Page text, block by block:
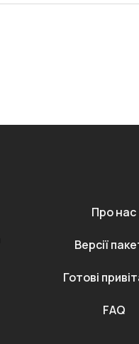
Про нас
Версії
Готові
FAQ